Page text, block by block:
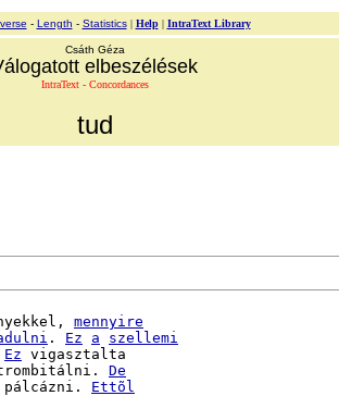
- Length - Statistics| Help| IntraText Library
Csáth Géza
elbeszélések
IntraText - Concordances
tud
mennyire
. Ez a
szellemi
Ez vigasztalta
De
pálcázni. Ettõl